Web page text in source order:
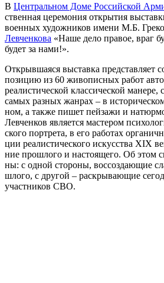
В Центральном Доме Российской
ствен­ная цере­мо­ния откры­тия
воен­ных худож­ни­ков име­ни М.Б.
Левченкова «Наше дело пра­вое, враг
будет за нами!».
Открывшаяся выстав­ка пред­став­ля­ет
по­зи­цию из 60 живо­пис­ных работ
реа­ли­сти­че­ской клас­си­че­ской мане­ре,
самых раз­ных жан­рах – в
ном, а так­же пишет пей­за­жи и
Левченков явля­ет­ся масте­ром
ско­го порт­ре­та, в его рабо­тах
ции реа­ли­сти­че­ско­го искус­ства XIX
ние про­шло­го и насто­я­ще­го. Об этом
ны: с одной сто­ро­ны, вос­со­зда­ю­щие
шло­го, с дру­гой – рас­кры­ва­ю­щие
участ­ни­ков СВО.